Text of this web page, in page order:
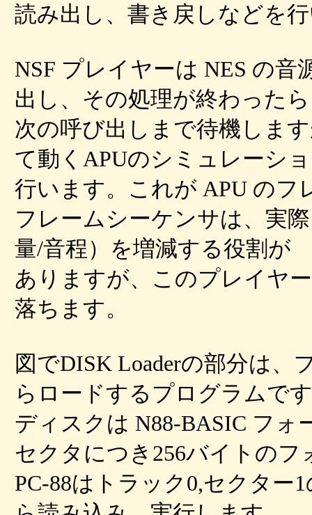
読み出し、書き戻しなどを
NSF プレイヤーは NES の
出し、その処理が終わったら
次の呼び出しまで待機しま
て動くAPUのシミュレーシ
行います。これが APU のフ
フレームシーケンサは、実
量/音程）を増減する役割が
ありますが、このプレイヤ
落ちます。
図でDISK Loaderの部分は、
らロードするプログラムで
ディスクは N88-BASIC フォ
セクタにつき256バイトのフ
PC-88はトラック0,セクター